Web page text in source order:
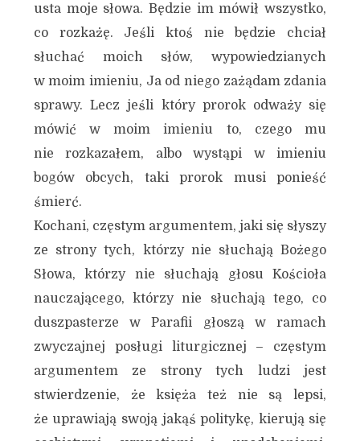
usta moje słowa. Będzie im mówił wszystko,
co rozkażę. Jeśli ktoś nie będzie chciał
słuchać moich słów, wypowiedzianych
w moim imieniu, Ja od niego zażądam zdania
sprawy. Lecz jeśli który prorok odważy się
mówić w moim imieniu to, czego mu
nie rozkazałem, albo wystąpi w imieniu
bogów obcych, taki prorok musi ponieść
śmierć.
Kochani, częstym argumentem, jaki się słyszy
ze strony tych, którzy nie słuchają Bożego
Słowa, którzy nie słuchają głosu Kościoła
nauczającego, którzy nie słuchają tego, co
duszpasterze w Parafii głoszą w ramach
zwyczajnej posługi liturgicznej – częstym
argumentem ze strony tych ludzi jest
stwierdzenie, że księża też nie są lepsi,
że uprawiają swoją jakąś politykę, kierują się